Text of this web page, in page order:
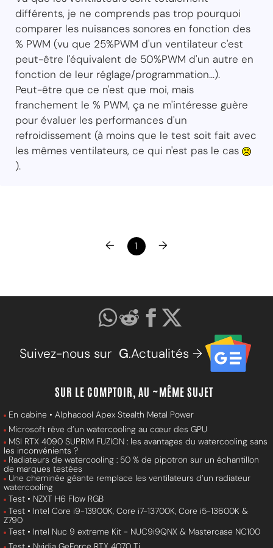
différents, je ne comprends pas trop pourquoi
comparer les nuisances sonores en fonction des
% PWM (vu que 25%PWM d'un ventilateur c'est
peut-être l'équivalent de 50%PWM d'un autre en
fonction de leur réglage/programmation...).
Peut-être que ce n'est que moi, mais
franchement le % PWM, ça ne m'intéresse guère
pour évaluer les performances d'un
refroidissement (à moins que le test soit fait avec
les mêmes ventilateurs, ce qui n'est pas le cas
).
← 1 →
Suivez-nous sur G.Actualités →
SUR LE COMPTOIR, AU ~MÊME SUJET
En cabine • Alphacool Apex Stealth Metal Power
Microsoft rêve d’un watercooling au cœur des GPU
MSI RTX 4090 SUPRIM FUZION : les avantages du watercooling sans
les inconvénients ?
Radiateurs de watercooling : 50 % de pipotron sur un échantillon
de marques testées
Une cheminée géante remplace les ventilateurs d’un radiateur
watercooling
Test • NZXT H6 Flow RGB
Test • Intel Core i9-13900K, Core i7-13700K, Core i5-13600K &
Z790
Test • Intel Nuc 9 extreme Kit - NUC9i9QNX & Mastercase NC100